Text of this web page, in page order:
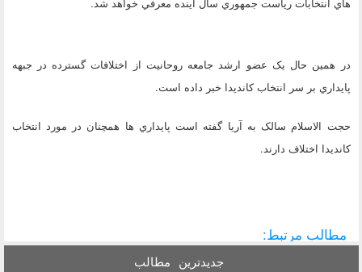
در همين حال يک عضو ارشد جامعه روحانيت از اختلافات گسترده در جبهه
پايداري بر سر انتخاب کانديدا خبر داده است.
حجت الاسلام سالک به آريا گفته است پايداري ها همچنان در مورد انتخاب
کانديدا اختلاف دارند.
مطالب مرتبط:
جدیدترین مطالب